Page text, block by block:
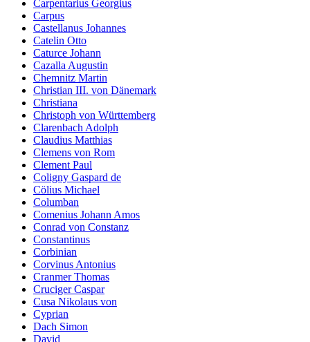
Carpentarius Georgius
Carpus
Castellanus Johannes
Catelin Otto
Caturce Johann
Cazalla Augustin
Chemnitz Martin
Christian III. von Dänemark
Christiana
Christoph von Württemberg
Clarenbach Adolph
Claudius Matthias
Clemens von Rom
Clement Paul
Coligny Gaspard de
Cölius Michael
Columban
Comenius Johann Amos
Conrad von Constanz
Constantinus
Corbinian
Corvinus Antonius
Cranmer Thomas
Cruciger Caspar
Cusa Nikolaus von
Cyprian
Dach Simon
David